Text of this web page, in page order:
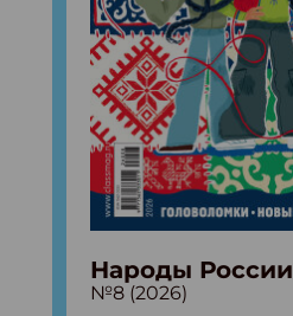
Народы России
№8 (2026)